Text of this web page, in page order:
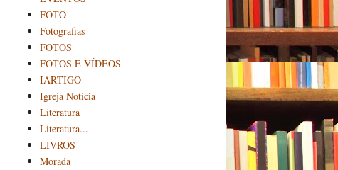
FOTO
Fotografias
FOTOS
FOTOS E VÍDEOS
IARTIGO
Igreja Notícia
Literatura
Literatura...
LIVROS
Morada